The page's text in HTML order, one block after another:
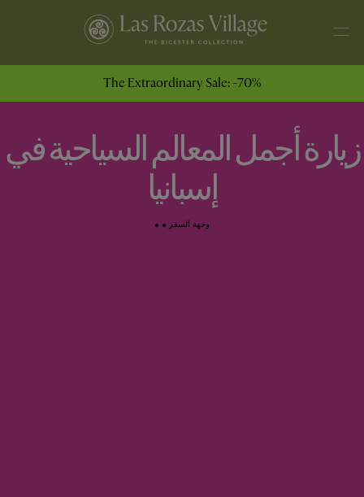
The Extraordinary Sale: -70%
زيارة أجمل المعالم السياحية في
إسبانيا
وجهة السفر •
•